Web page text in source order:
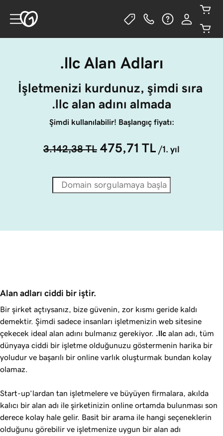
.llc Alan Adları
İşletmenizi kurdunuz, şimdi sıra
.llc alan adını almada
Şimdi kullanılabilir! Başlangıç fiyatı:
3.142,38 TL 475,71 TL /1. yıl
Alan adları ciddi bir iştir.
Bir şirket açtıysanız, bize güvenin, zor kısmı geride kaldı
demektir. Şimdi sadece insanları işletmenizin web sitesine
çekecek ideal alan adını bulmanız gerekiyor. .llc alan adı, tüm
dünyaya ciddi bir işletme olduğunuzu göstermenin harika bir
yoludur ve başarılı bir online varlık oluşturmak bundan kolay
olamaz.
Start-up’lardan tan işletmelere ve büyüyen firmalara, akılda
kalıcı bir alan adı ile şirketinizin online ortamda bulunması son
derece kolay hale gelir. Basit bir arama ile hangi seçeneklerin
olduğunu görebilir ve işletmenize uygun bir alan adı